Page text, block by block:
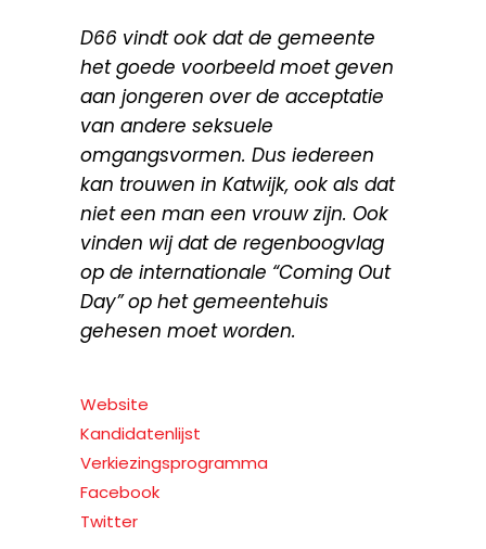
D66 vindt ook dat de gemeente
het goede voorbeeld moet geven
aan jongeren over de acceptatie
van andere seksuele
omgangsvormen. Dus iedereen
kan trouwen in Katwijk, ook als dat
niet een man een vrouw zijn. Ook
vinden wij dat de regenboogvlag
op de internationale “Coming Out
Day” op het gemeentehuis
gehesen moet worden.
Website
Kandidatenlijst
Verkiezingsprogramma
Facebook
Twitter